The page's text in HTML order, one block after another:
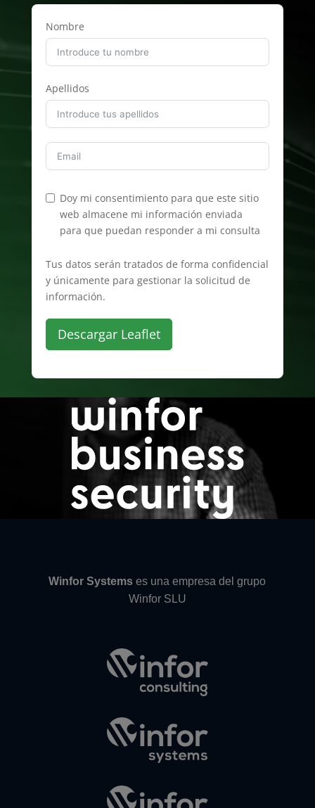
Nombre
Apellidos
Doy mi consentimiento para que este sitio
web almacene mi información enviada
para que puedan responder a mi consulta
Tus datos serán tratados de forma confidencial
y únicamente para gestionar la solicitud de
información.
Descargar Leaflet
Winfor Systems es una empresa del grupo
Winfor SLU